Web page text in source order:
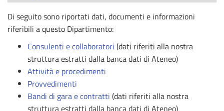
Di seguito sono riportati dati, documenti e informazioni
riferibili a questo Dipartimento:
Consulenti e collaboratori (dati riferiti alla nostra
struttura estratti dalla banca dati di Ateneo)
Attività e procedimenti
Provvedimenti
Bandi di gara e contratti (dati riferiti alla nostra
struttura estratti dalla banca dati di Ateneo)